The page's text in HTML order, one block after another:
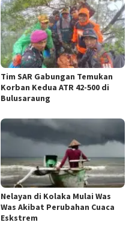
Tim SAR Gabungan Temukan
Korban Kedua ATR 42-500 di
Bulusaraung
Nelayan di Kolaka Mulai Was
Was Akibat Perubahan Cuaca
Eskstrem